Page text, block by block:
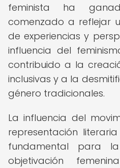
feminista ha
comenzado a reflejar
de experiencias y
influencia del
contribuido a la
inclusivas y a la
género tradicionales.
La influencia del
representación
fundamental para
objetivación